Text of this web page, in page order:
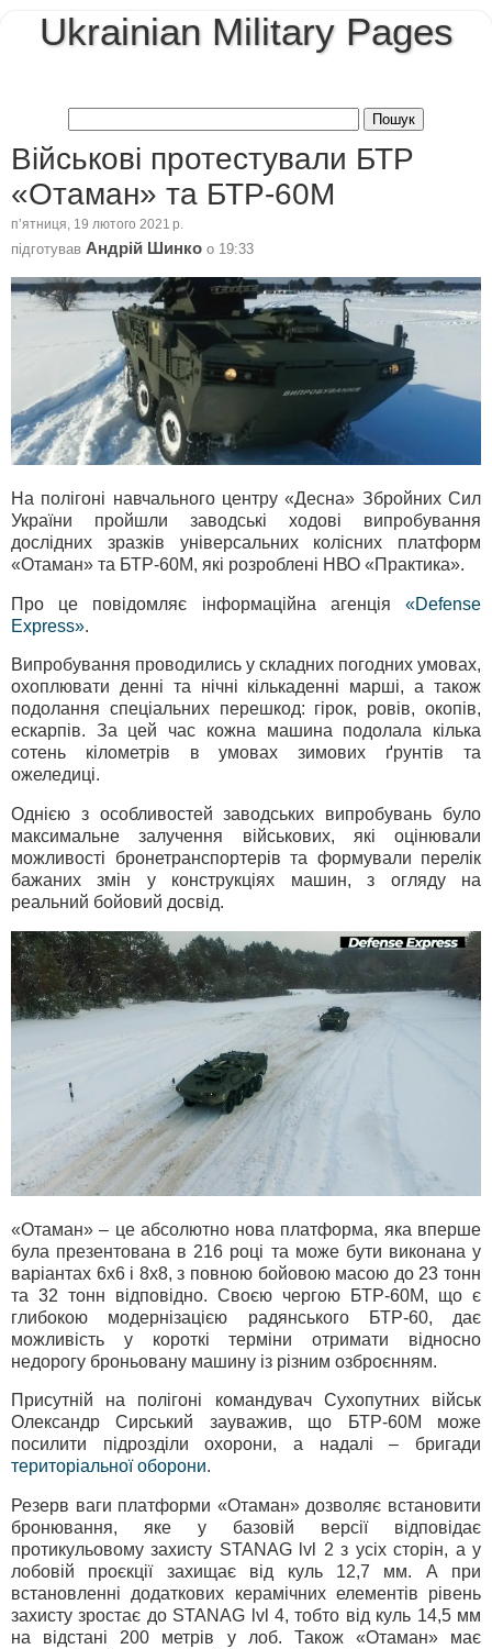
Ukrainian Military Pages
Військові протестували БТР
«Отаман» та БТР-60М
пʼятниця, 19 лютого 2021 р.
підготував Андрій Шинко о 19:33
На полігоні навчального центру «Десна» Збройних Сил
України пройшли заводські ходові випробування
дослідних зразків універсальних колісних платформ
«Отаман» та БТР-60М, які розроблені НВО «Практика».
Про це повідомляє інформаційна агенція «Defense
Express».
Випробування проводились у складних погодних умовах,
охоплювати денні та нічні кількаденні марші, а також
подолання спеціальних перешкод: гірок, ровів, окопів,
ескарпів. За цей час кожна машина подолала кілька
сотень кілометрів в умовах зимових ґрунтів та
ожеледиці.
Однією з особливостей заводських випробувань було
максимальне залучення військових, які оцінювали
можливості бронетранспортерів та формували перелік
бажаних змін у конструкціях машин, з огляду на
реальний бойовий досвід.
«Отаман» – це абсолютно нова платформа, яка вперше
була презентована в 216 році та може бути виконана у
варіантах 6x6 і 8x8, з повною бойовою масою до 23 тонн
та 32 тонн відповідно. Своєю чергою БТР-60М, що є
глибокою модернізацією радянського БТР-60, дає
можливість у короткі терміни отримати відносно
недорогу броньовану машину із різним озброєнням.
Присутній на полігоні командувач Сухопутних військ
Олександр Сирський зауважив, що БТР-60М може
посилити підрозділи охорони, а надалі – бригади
територіальної оборони.
Резерв ваги платформи «Отаман» дозволяє встановити
бронювання, яке у базовій версії відповідає
протикульовому захисту STANAG lvl 2 з усіх сторін, а у
лобовій проєкції захищає від куль 12,7 мм. А при
встановленні додаткових керамічних елементів рівень
захисту зростає до STANAG lvl 4, тобто від куль 14,5 мм
на відстані 200 метрів у лоб. Також «Отаман» має